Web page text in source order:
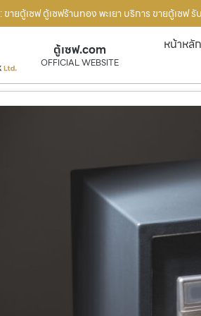
: ขายตู้เซฟ ตู้เซฟร้านทอง พะเยา บริการ ขายตู้เซ
ตู้เซฟ.com
OFFICIAL WEBSITE
หน้าหลัก